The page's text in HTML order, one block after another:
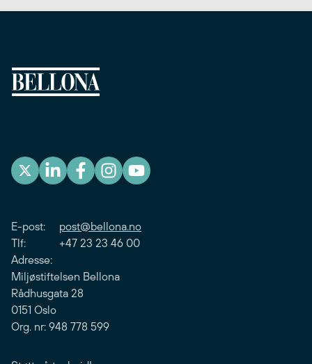
E-post: post@bellona.no
Tlf: +47 23 23 46 00
Adresse:
Miljøstiftelsen Bellona
Rådhusgata 28
0151 Oslo
Org. nr: 948 778 599